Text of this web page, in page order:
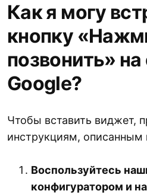
Как я могу
кнопку
позвонить»
Google?
Чтобы вставить виджет,
инструкциям, описанным
Воспользуйтесь
конфигуратором и